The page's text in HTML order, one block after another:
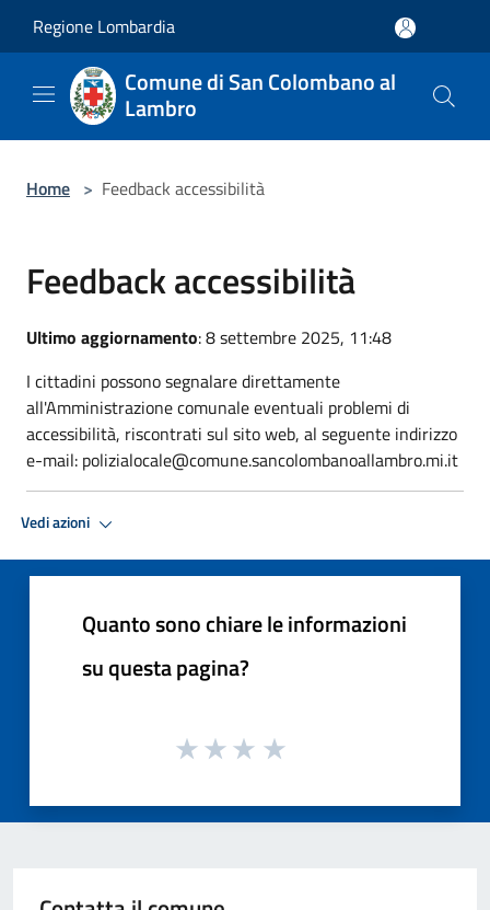
Regione Lombardia
Comune di San Colombano al
Lambro
Home > Feedback accessibilità
Feedback accessibilità
Ultimo aggiornamento: 8 settembre 2025, 11:48
I cittadini possono segnalare direttamente
all'Amministrazione comunale eventuali problemi di
accessibilità, riscontrati sul sito web, al seguente indirizzo
e-mail: polizialocale@comune.sancolombanoallambro.mi.it
Vedi azioni
Quanto sono chiare le informazioni
su questa pagina?